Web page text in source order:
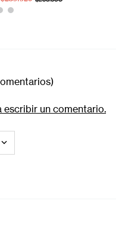
escribir un comentario.